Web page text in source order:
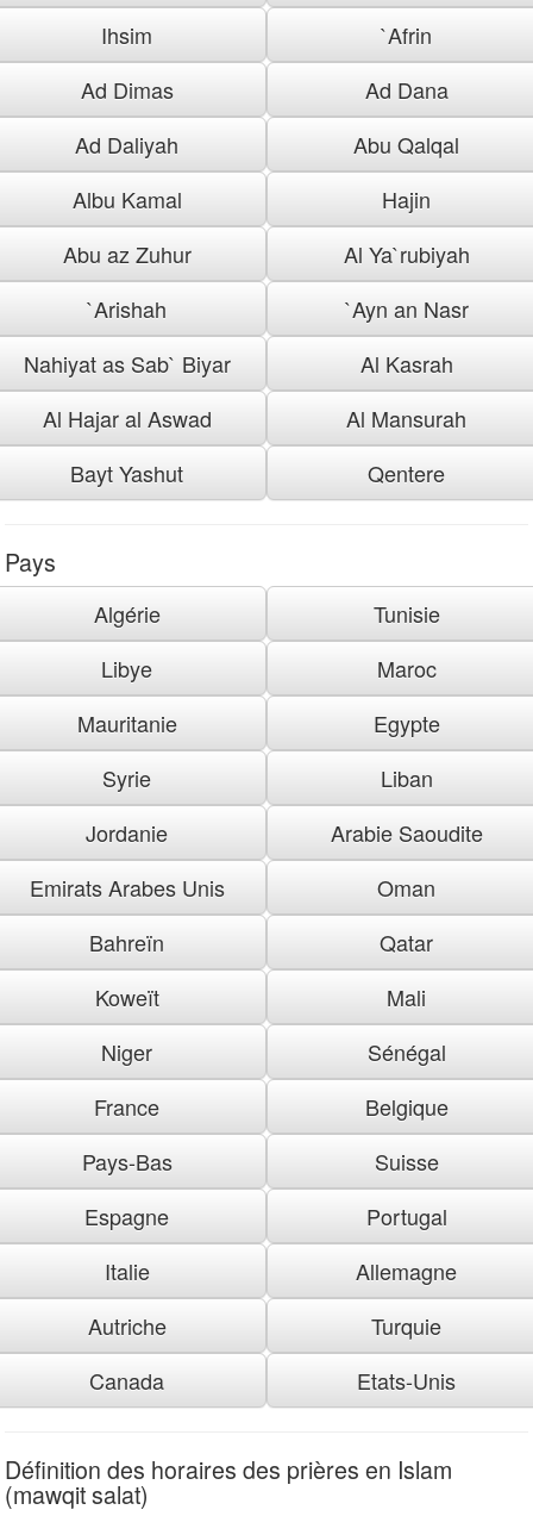
Ihsim
`Afrin
Ad Dimas
Ad Dana
Ad Daliyah
Abu Qalqal
Albu Kamal
Hajin
Abu az Zuhur
Al Ya`rubiyah
`Arishah
`Ayn an Nasr
Nahiyat as Sab` Biyar
Al Kasrah
Al Hajar al Aswad
Al Mansurah
Bayt Yashut
Qentere
Pays
Algérie
Tunisie
Libye
Maroc
Mauritanie
Egypte
Syrie
Liban
Jordanie
Arabie Saoudite
Emirats Arabes Unis
Oman
Bahreïn
Qatar
Koweït
Mali
Niger
Sénégal
France
Belgique
Pays-Bas
Suisse
Espagne
Portugal
Italie
Allemagne
Autriche
Turquie
Canada
Etats-Unis
Définition des horaires des prières en Islam
(mawqit salat)